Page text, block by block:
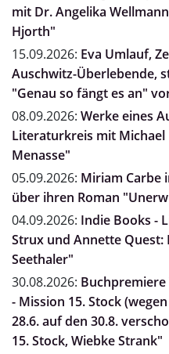
mit Dr. Angelika
Hjorth"
15.09.2026: Eva Umlauf,
Auschwitz-Überlebende,
"Genau so fängt es an"
08.09.2026: Werke eines
Literaturkreis mit Michael
Menasse"
05.09.2026: Miriam Carbe
über ihren Roman
04.09.2026: Indie Books -
Strux und Annette Quest:
Seethaler"
30.08.2026: Buchpremiere
- Mission 15. Stock
28.6. auf den 30.8.
15. Stock, Wiebke Strank"